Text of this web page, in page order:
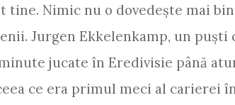
tine. Nimic nu o dovedeşte mai
Jurgen Ekkelenkamp, un puşti
jucate în Eredivisie până
ce era primul meci al carierei